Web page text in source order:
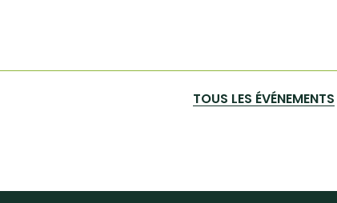
TOUS LES ÉVÉNEMENTS